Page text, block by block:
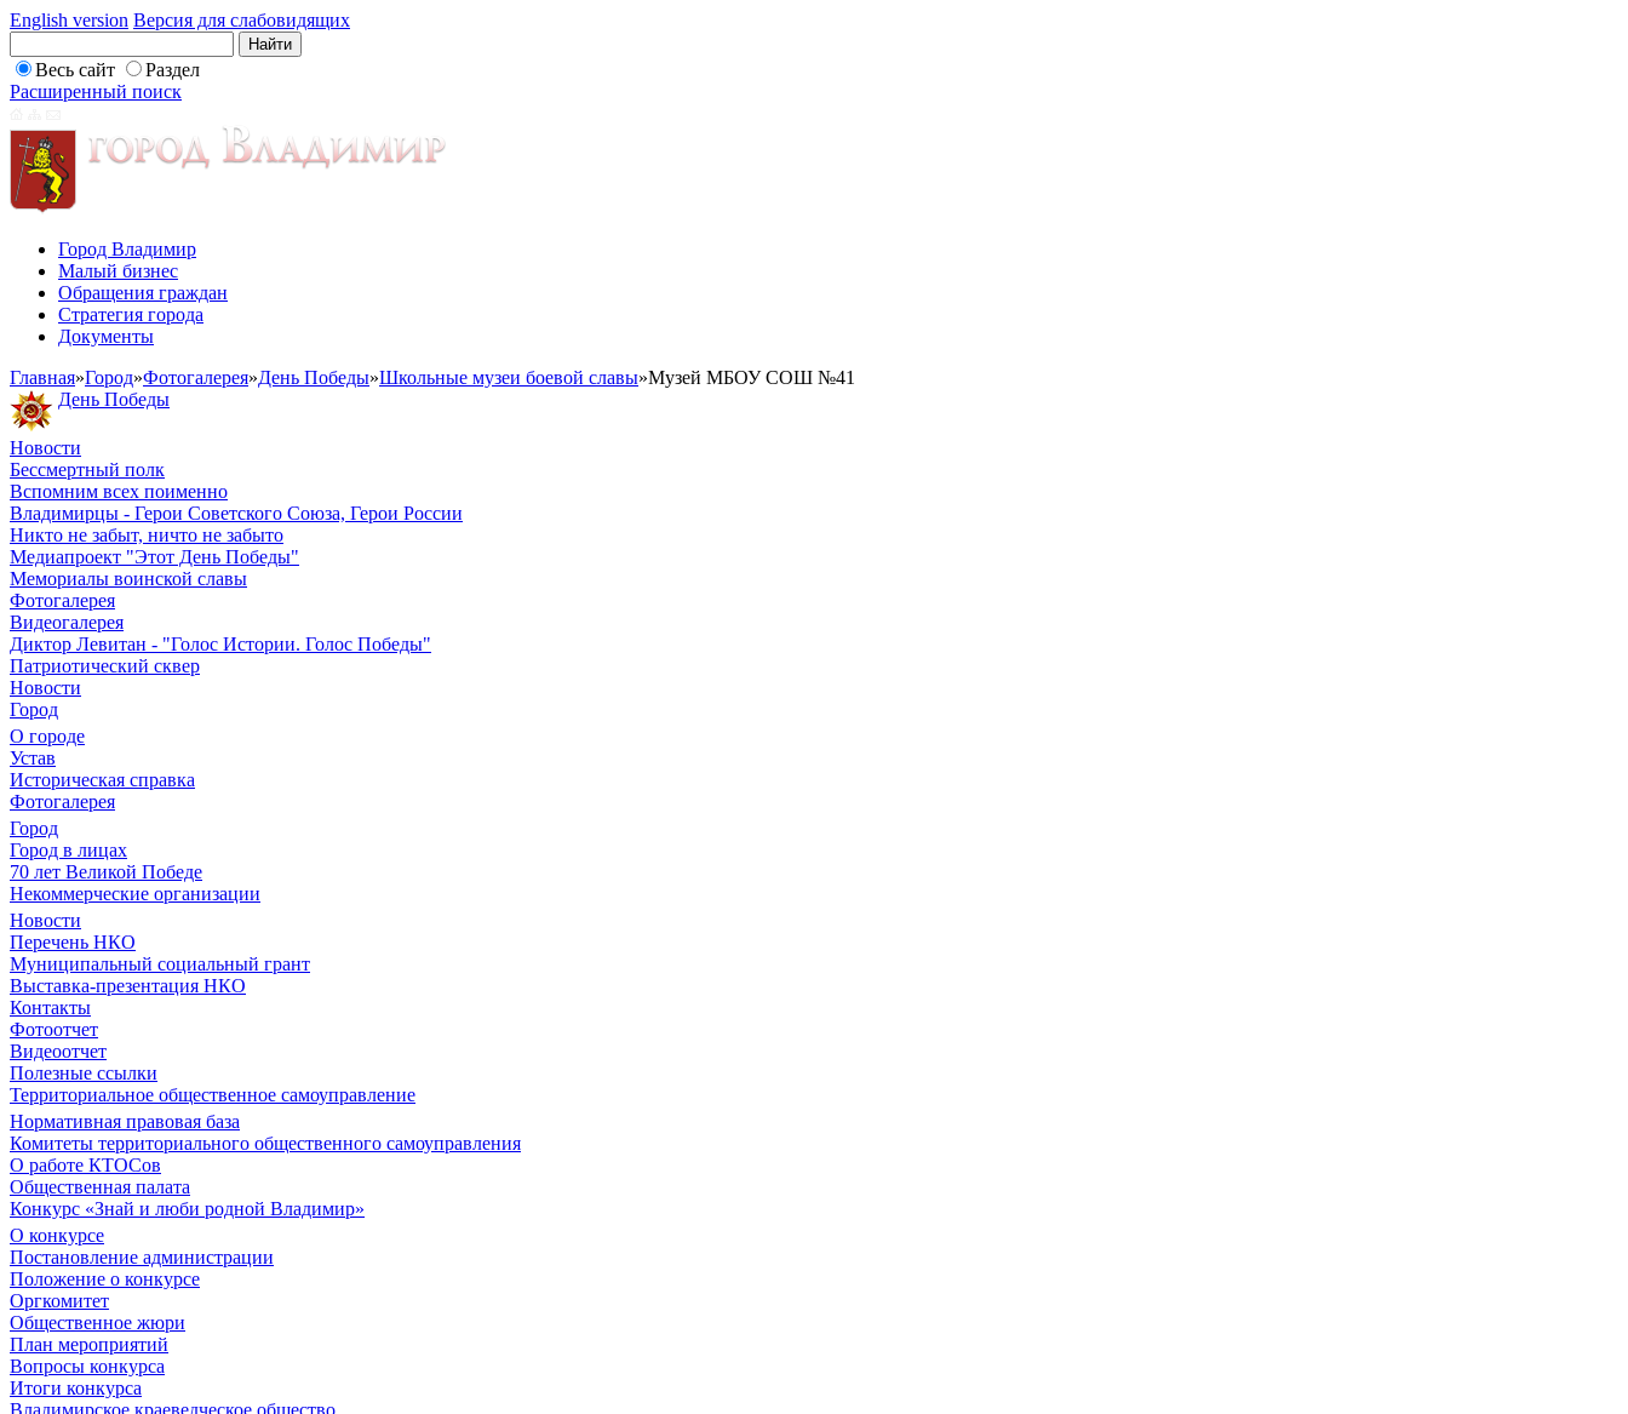
English version Версия для слабовидящих
Весь сайт
Раздел
Расширенный поиск
Город Владимир
Малый бизнес
Обращения граждан
Стратегия города
Документы
Главная»Город»Фотогалерея»День Победы»Школьные музеи боевой славы»Музей МБОУ СОШ №41
День Победы
Новости
Бессмертный полк
Вспомним всех поименно
Владимирцы - Герои Советского Союза, Герои России
Никто не забыт, ничто не забыто
Медиапроект "Этот День Победы"
Мемориалы воинской славы
Фотогалерея
Видеогалерея
Диктор Левитан - "Голос Истории. Голос Победы"
Патриотический сквер
Новости
Город
О городе
Устав
Историческая справка
Фотогалерея
Город
Город в лицах
70 лет Великой Победе
Некоммерческие организации
Новости
Перечень НКО
Муниципальный социальный грант
Выставка-презентация НКО
Контакты
Фотоотчет
Видеоотчет
Полезные ссылки
Территориальное общественное самоуправление
Нормативная правовая база
Комитеты территориального общественного самоуправления
О работе КТОСов
Общественная палата
Конкурс «Знай и люби родной Владимир»
О конкурсе
Постановление администрации
Положение о конкурсе
Оргкомитет
Общественное жюри
План мероприятий
Вопросы конкурса
Итоги конкурса
Владимирское краеведческое общество